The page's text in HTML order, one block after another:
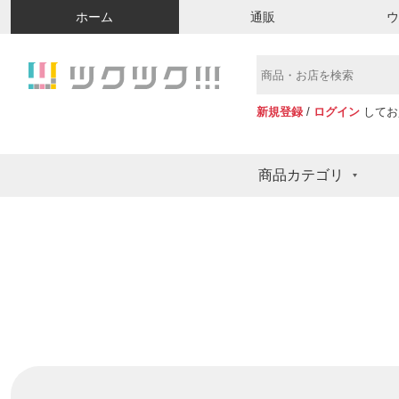
ホーム 通販
新規登録 / ログイン して
商品カテゴリ